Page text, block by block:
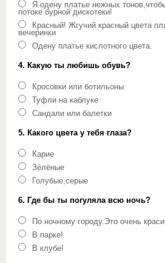
Я одену платье нежных
потоке бурной дискотеки!
Красный! Жгучий красный цвета
вечеринки
Одену платье кислотного цвета.
4. Какую ты любишь обувь?
Кросовки или ботильоны
Туфли на каблуке
Сандали или балетки
5. Какого цвета у тебя глаза?
Карие
Зёлёные
Голубые,серые
6. Где бы ты погуляла всю ночь?
По ночному городу.Это очень
В парке!
В клубе!